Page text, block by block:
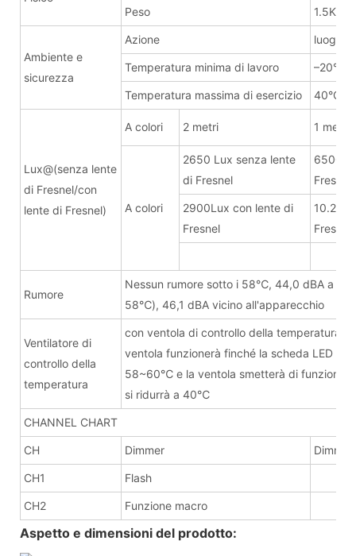
Peso
1.5KG
Ambiente e
sicurezza
Azione luogo
Temperatura minima di lavoro –20°C
Temperatura massima di esercizio 40°C
Lux@(senza lente
di Fresnel/con
lente di Fresnel)
A colori 2 metri 1 metro
A colori
2650 Lux senza lente
di Fresnel
Fresnel
2900Lux con lente di
Fresnel
10.200
Fresnel
Rumore
Nessun rumore sotto i 58℃, 44,0 dBA a
58℃), 46,1 dBA vicino all'apparecchio
Ventilatore di
controllo della
temperatura
con ventola di controllo della temperatura a
ventola funzionerà finché la scheda LED
58~60℃ e la ventola smetterà di
si ridurrà a 40℃
CHANNEL CHART
CH Dimmer Dimmer
CH1 Flash
CH2 Funzione macro
Aspetto e dimensioni del prodotto: